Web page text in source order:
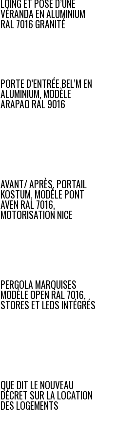
LOING ET POSE D’UNE
VÉRANDA EN ALUMINIUM
RAL 7016 GRANITÉ
PORTE D’ENTRÉE BEL’M EN
ALUMINIUM, MODÈLE
ARAPAO RAL 9016
AVANT/ APRÈS, PORTAIL
KOSTUM, MODÈLE PONT
AVEN RAL 7016,
MOTORISATION NICE
PERGOLA MARQUISES
MODÈLE OPEN RAL 7016,
STORES ET LEDS INTÉGRÉS
QUE DIT LE NOUVEAU
DÉCRET SUR LA LOCATION
DES LOGEMENTS